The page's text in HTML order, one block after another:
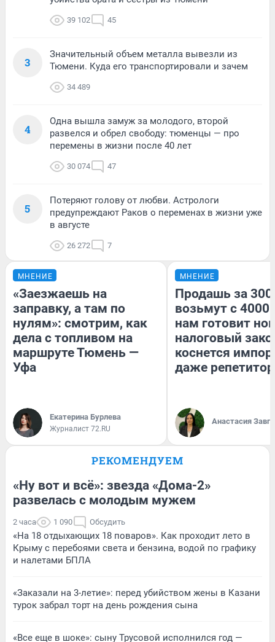
39 102 45
3
Значительный объем металла вывезли из
Тюмени. Куда его транспортировали и зачем
34 489
4
Одна вышла замуж за молодого, второй
развелся и обрел свободу: тюменцы — про
перемены в жизни после 40 лет
30 074 47
5
Потеряют голову от любви. Астрологи
предупреждают Раков о переменах в жизни уже
в августе
26 272 7
МНЕНИЕ
«Заезжаешь на
заправку, а там по
нулям»: смотрим, как
дела с топливом на
маршруте Тюмень —
Уфа
Екатерина Бурлева
Журналист 72.RU
МНЕНИЕ
Продашь за
возьмут с
нам готовит
налоговый
коснется
даже
Анастасия
РЕКОМЕНДУЕМ
«Ну вот и всё»: звезда «Дома-2»
развелась с молодым мужем
2 часа 1 090 Обсудить
«На 18 отдыхающих 18 поваров». Как проходит лето в
Крыму с перебоями света и бензина, водой по графику
и налетами БПЛА
«Заказали на 3-летие»: перед убийством жены в Казани
турок забрал торт на день рождения сына
«Все еще в шоке»: сыну Трусовой исполнился год —